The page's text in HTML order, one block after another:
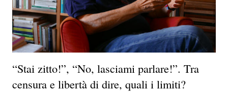
“Stai zitto!”, “No, lasciami parlare!”. Tra
censura e libertà di dire, quali i limiti?